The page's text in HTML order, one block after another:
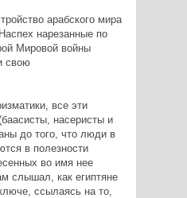
арабского мира
нарезанные по
Мировой войны
свою
все эти
насеристы и
до того, что люди в
в полезности
во имя нее
слышал, как египтяне
ссылаясь на то,